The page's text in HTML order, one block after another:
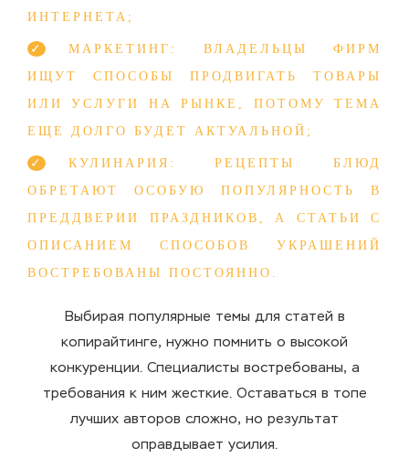
ИНТЕРНЕТА;
МАРКЕТИНГ: ВЛАДЕЛЬЦЫ ФИРМ
ИЩУТ СПОСОБЫ ПРОДВИГАТЬ ТОВАРЫ
ИЛИ УСЛУГИ НА РЫНКЕ, ПОТОМУ ТЕМА
ЕЩЕ ДОЛГО БУДЕТ АКТУАЛЬНОЙ;
КУЛИНАРИЯ: РЕЦЕПТЫ БЛЮД
ОБРЕТАЮТ ОСОБУЮ ПОПУЛЯРНОСТЬ В
ПРЕДДВЕРИИ ПРАЗДНИКОВ, А СТАТЬИ С
ОПИСАНИЕМ СПОСОБОВ УКРАШЕНИЙ
ВОСТРЕБОВАНЫ ПОСТОЯННО.
Выбирая популярные темы для статей в
копирайтинге, нужно помнить о высокой
конкуренции. Специалисты востребованы, а
требования к ним жесткие. Оставаться в топе
лучших авторов сложно, но результат
оправдывает усилия.